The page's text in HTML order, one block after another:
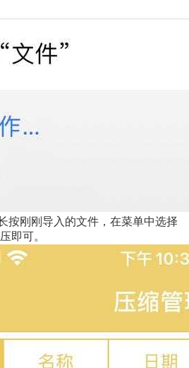
按刚刚导入的文件，在菜单中选择
即可。